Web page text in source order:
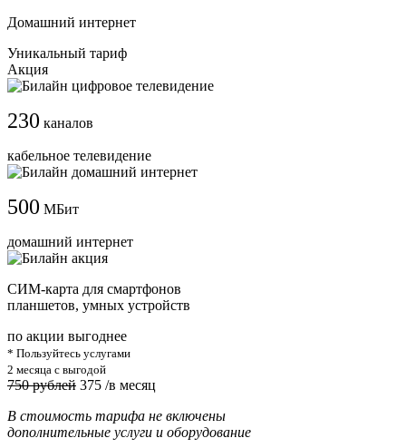
Домашний интернет
Уникальный тариф
Акция
230 каналов
кабельное телевидение
500 МБит
домашний интернет
СИМ-карта для смартфонов
планшетов, умных устройств
по акции выгоднее
* Пользуйтесь услугами
2 месяца с выгодой
750 рублей 375 /в месяц
В стоимость тарифа не включены
дополнительные услуги и оборудование